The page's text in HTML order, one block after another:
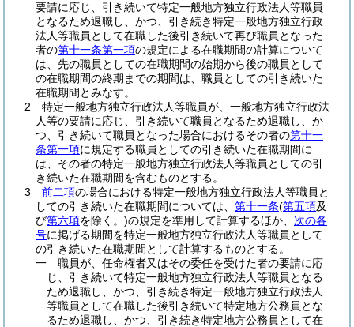
要請に応じ、引き続いて特定一般地方独立行政法人等職員
となるため退職し、かつ、引き続き特定一般地方独立行政
法人等職員として在職した後引き続いて再び職員となった
者の第十一条第一項の規定による在職期間の計算について
は、先の職員としての在職期間の始期から後の職員として
の在職期間の終期までの期間は、職員としての引き続いた
在職期間とみなす。
2
特定一般地方独立行政法人等職員が、一般地方独立行政法
人等の要請に応じ、引き続いて職員となるため退職し、か
つ、引き続いて職員となった場合におけるその者の第十一
条第一項に規定する職員としての引き続いた在職期間に
は、その者の特定一般地方独立行政法人等職員としての引
き続いた在職期間を含むものとする。
3
前二項の場合における特定一般地方独立行政法人等職員と
しての引き続いた在職期間については、 第十一条(第五項及
び第六項を除く。)の規定を準用して計算するほか、 次の各
号に掲げる期間を特定一般地方独立行政法人等職員として
の引き続いた在職期間として計算するものとする。
一
職員が、任命権者又はその委任を受けた者の要請に応
じ、引き続いて特定一般地方独立行政法人等職員となる
ため退職し、かつ、引き続き特定一般地方独立行政法人
等職員として在職した後引き続いて特定地方公務員とな
るため退職し、かつ、引き続き特定地方公務員として在